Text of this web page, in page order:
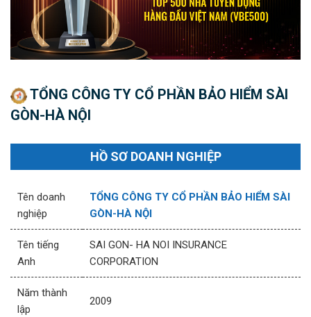
TỔNG CÔNG TY CỔ PHẦN BẢO HIỂM SÀI
GÒN-HÀ NỘI
HỒ SƠ DOANH NGHIỆP
Tên doanh
nghiệp
TỔNG CÔNG TY CỔ PHẦN BẢO HIỂM SÀI
GÒN-HÀ NỘI
Tên tiếng
Anh
SAI GON- HA NOI INSURANCE
CORPORATION
Năm thành
lập
2009